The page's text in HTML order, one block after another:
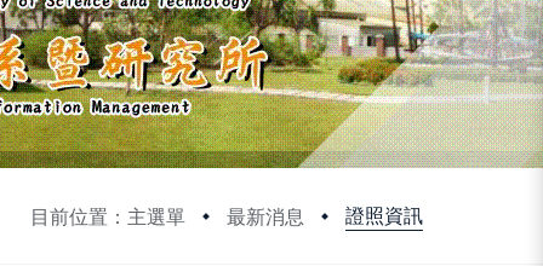
目前位置：主選單 最新消息 證照資訊